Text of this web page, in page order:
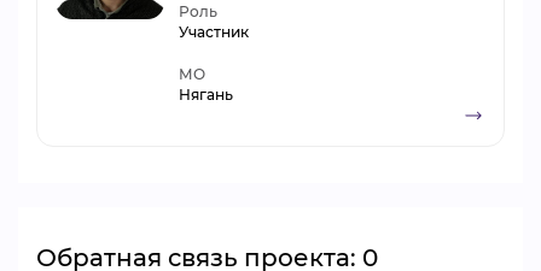
Роль
Участник
МО
Нягань
Обратная связь проекта: 0